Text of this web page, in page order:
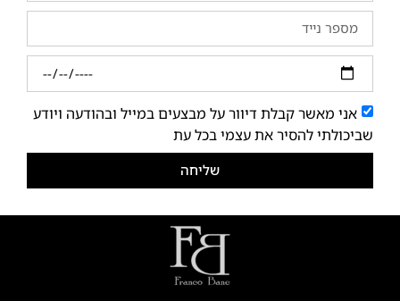
אני מאשר קבלת דיוור על מבצעים במייל ובהודעה ויודע
שביכולתי להסיר את עצמי בכל עת
שליחה